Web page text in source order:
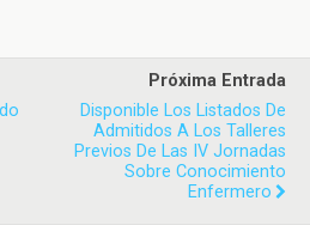
Próxima Entrada
Disponible Los Listados De
Admitidos A Los Talleres
Previos De Las IV Jornadas
Sobre Conocimiento
Enfermero